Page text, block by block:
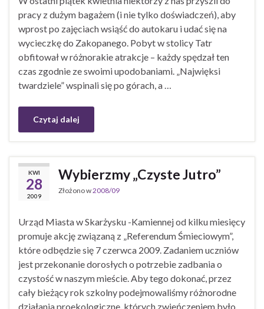
pracy z dużym bagażem (i nie tylko doświadczeń), aby
wprost po zajęciach wsiąść do autokaru i udać się na
wycieczkę do Zakopanego. Pobyt w stolicy Tatr
obfitował w różnorakie atrakcje – każdy spędzał ten
czas zgodnie ze swoimi upodobaniami. „Najwięksi
twardziele” wspinali się po górach, a …
Czytaj dalej
KWI
28
2009
Wybierzmy „Czyste Jutro”
Złożono w2008/09
Urząd Miasta w Skarżysku -Kamiennej od kilku miesięcy
promuje akcję związaną z „Referendum Śmieciowym”,
które odbędzie się 7 czerwca 2009. Zadaniem uczniów
jest przekonanie dorosłych o potrzebie zadbania o
czystość w naszym mieście. Aby tego dokonać, przez
cały bieżący rok szkolny podejmowaliśmy różnorodne
działania proekologiczne, których zwieńczeniem było